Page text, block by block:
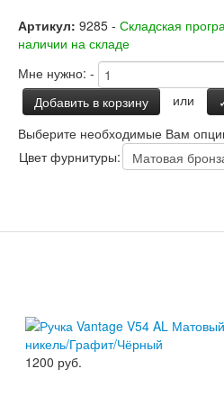
Артикул: 9285 - Складская
наличии на складе
Мне нужно: -
Добавить в корзину
или
Выберите необходимые Вам
Цвет фурнитуры:
1200 руб.